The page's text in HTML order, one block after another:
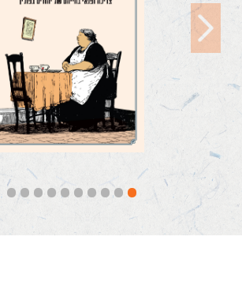
יעבור'. בדיחות בישראל...
קראו עוד
1
3
7
9